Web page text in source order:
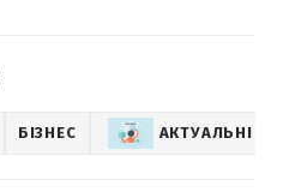
БІЗНЕС АКТУАЛЬНІ